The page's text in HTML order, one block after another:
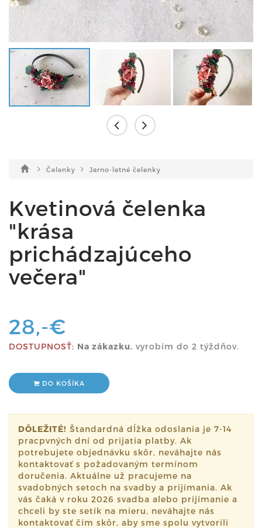
Čelenky Jarno-letné čelenky
Kvetinová čelenka
"krása
prichádzajúceho
večera"
28,-€
DOSTUPNOSŤ: Na zákazku. vyrobím do 2 týždňov.
DO KOŠÍKA
DÔLEŽITÉ! Štandardná dĺžka odoslania je 7-14
pracpvných dní od prijatia platby. Ak
potrebujete objednávku skôr, neváhajte nás
kontaktovať s požadovaným termínom
doručenia. Aktuálne už pracujeme na
svadobných setoch na svadby a prijímania. Ak
vás čaká v roku 2026 svadba alebo prijímanie a
chceli by ste setík na mieru, neváhajte nás
kontaktovať čím skôr, aby sme spolu vytvorili